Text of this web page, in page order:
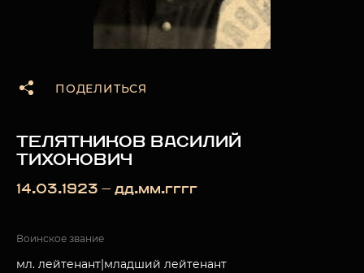
ПОДЕЛИТЬСЯ
ТЕЛЯТНИКОВ ВАСИЛИЙ
ТИХОНОВИЧ
14.03.1923 — дд.мм.гггг
Воинское звание
мл. лейтенант|младший лейтенант